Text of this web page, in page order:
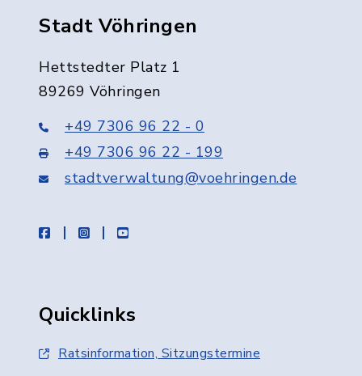
Stadt Vöhringen
Hettstedter Platz 1
89269 Vöhringen
+49 7306 96 22 - 0
+49 7306 96 22 - 199
stadtverwaltung@voehringen.de
facebookinstagramyoutube
Quicklinks
Ratsinformation, Sitzungstermine